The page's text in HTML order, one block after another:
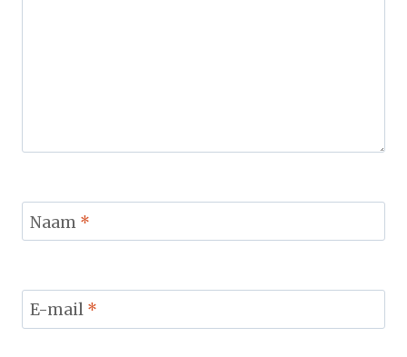
Naam *
E-mail *